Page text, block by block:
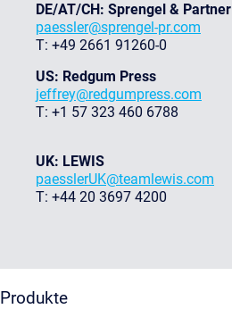
DE/AT/CH: Sprengel & Partner
paessler@sprengel-pr.com
T: +49 2661 91260-0
US: Redgum Press
jeffrey@redgumpress.com
T: +1 57 323 460 6788
UK: LEWIS
paesslerUK@teamlewis.com
T: +44 20 3697 4200
Produkte